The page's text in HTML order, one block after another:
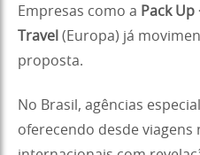
Empresas como a Pack Up
Travel (Europa) já
proposta.
No Brasil, agências
oferecendo desde